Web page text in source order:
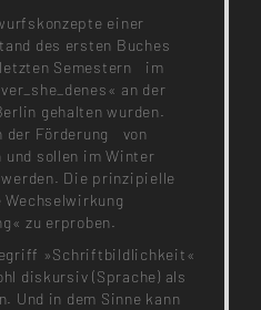
einer
des ersten Buches
Semestern ­ im
an der
gehalten wurden.
Förderung ­ von
und sollen im Winter
Die prinzipielle
zu erproben.
»Schriftbildlichkeit«
diskursiv (Sprache) als
Und in dem Sinne kann